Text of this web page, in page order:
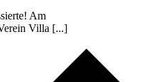
Am
Villa [...]